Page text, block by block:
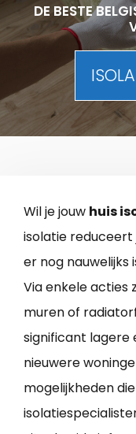
DE BESTE
Wil je jouw huis
isolatie reduceert
er nog nauwelijks
Via enkele acties
muren of
significant lagere
nieuwere
mogelijkheden